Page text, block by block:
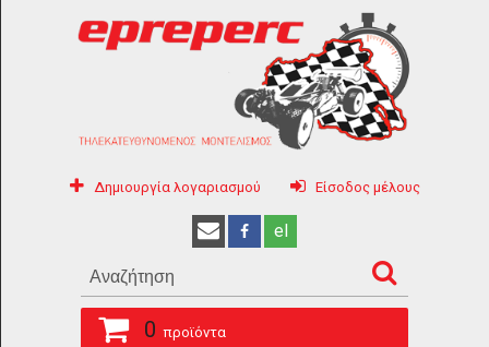
Δημιουργία λογαριασμού Είσοδος μέλους
el
0 προϊόντα